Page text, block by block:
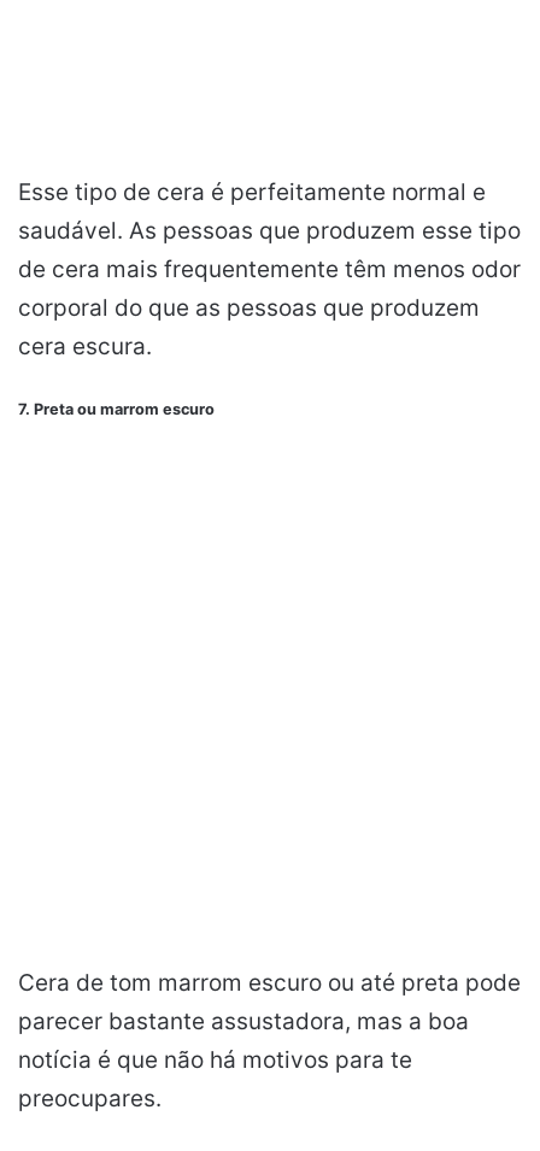
Esse tipo de cera é perfeitamente normal e
saudável. As pessoas que produzem esse tipo
de cera mais frequentemente têm menos odor
corporal do que as pessoas que produzem
cera escura.
7. Preta ou marrom escuro
Cera de tom marrom escuro ou até preta pode
parecer bastante assustadora, mas a boa
notícia é que não há motivos para te
preocupares.